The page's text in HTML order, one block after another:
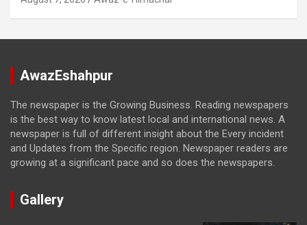
AwazEshahpur
The newspaper is the Growing Business. Reading newspapers
is the best way to know latest local and international news. A
newspaper is full of different insight about the Every incident
and Updates from the Specific region. Newspaper readers are
growing at a significant pace and so does the newspapers.
Gallery